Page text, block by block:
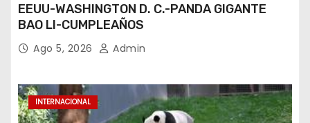
EEUU-WASHINGTON D. C.-PANDA GIGANTE
BAO LI-CUMPLEAÑOS
Ago 5, 2026 Admin
INTERNACIONAL